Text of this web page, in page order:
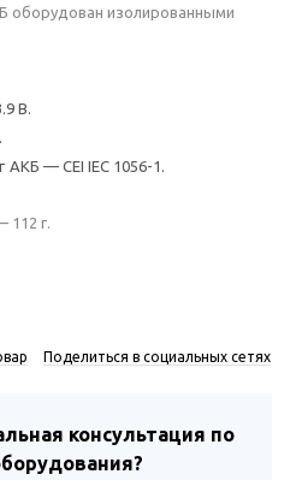
оборудован изолированными
В.
— CEI IEC 1056-1.
112 г.
Поделиться в социальных сетях
консультация по